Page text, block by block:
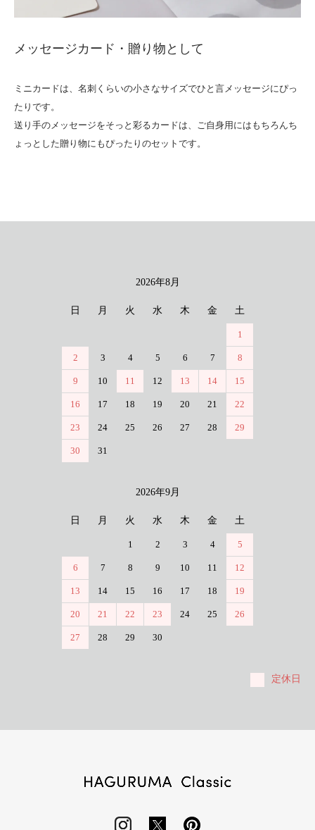
メッセージカード・贈り物として
ミニカードは、名刺くらいの小さなサイズでひと言メッセージにぴっ
たりです。
送り手のメッセージをそっと彩るカードは、ご自身用にはもちろんち
ょっとした贈り物にもぴったりのセットです。
2026年8月
日 月 火 水 木 金 土
1
2 3 4 5 6 7 8
9 10 11 12 13 14 15
16 17 18 19 20 21 22
23 24 25 26 27 28 29
30 31
2026年9月
日 月 火 水 木 金 土
1 2 3 4 5
6 7 8 9 10 11 12
13 14 15 16 17 18 19
20 21 22 23 24 25 26
27 28 29 30
定休日